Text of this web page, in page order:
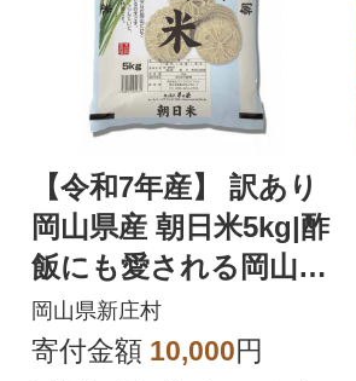
【令和7年産】 訳あり
岡山県産 朝日米5kg|酢
飯にも愛される岡山生
まれの名米
岡山県新庄村
寄付金額 10,000円